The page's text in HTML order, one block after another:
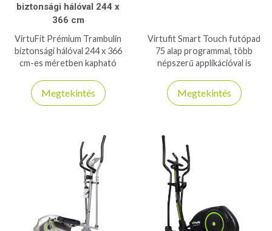
biztonsági hálóval 244 x
366 cm
VirtuFit Prémium Trambulin
biztonsági hálóval 244 x 366
cm-es méretben kapható
Megtekintés
Virtufit Smart Touch futópad
75 alap programmal, több
népszerű applikációval is
teherbírással bír!
Megtekintés